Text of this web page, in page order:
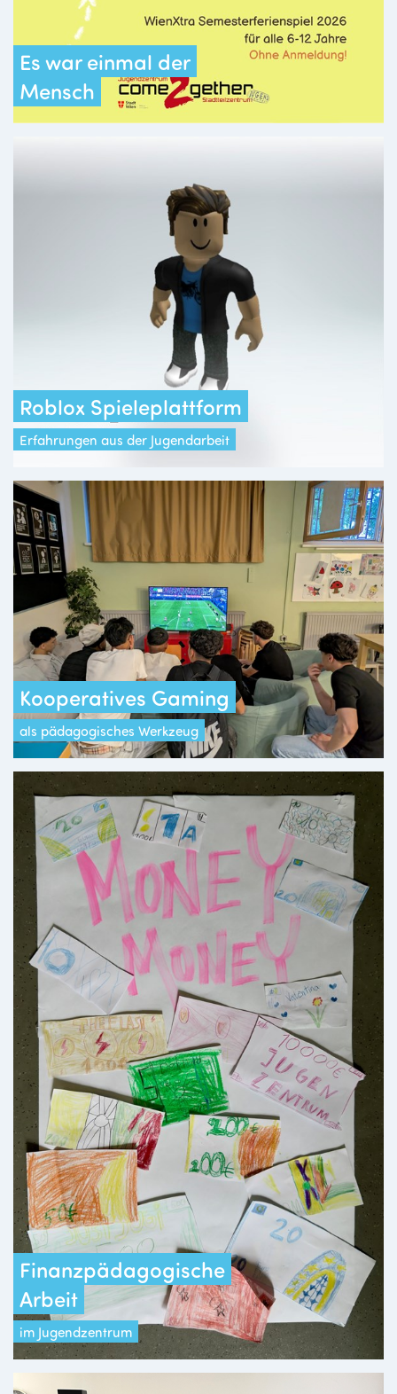
Es war einmal der
Mensch
Roblox Spieleplattform
Erfahrungen aus der Jugendarbeit
Kooperatives Gaming
als pädagogisches Werkzeug
Finanzpädagogische
Arbeit
im Jugendzentrum